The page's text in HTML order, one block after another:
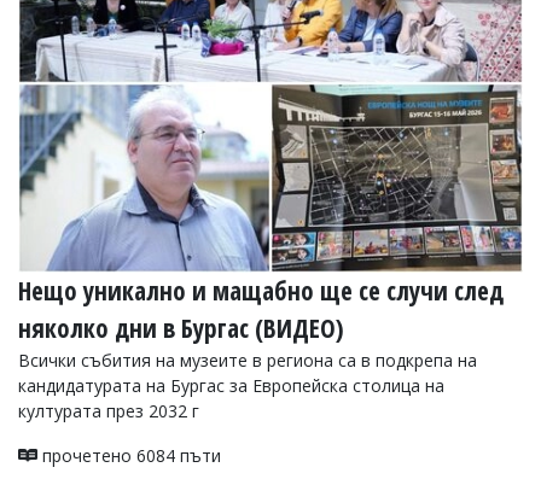
УКРАЙНА
СПОРТ
РАЗСЛЕДВАНЕ
БИЗНЕС
ЮГ
Управители:
Веселин
Василев,
email:
v.vasilev@flagman.bg
Катя
еmail:k.kassabova@flagman.bg
Главен
Иван
Нещо уникално и мащабно ще се случи след
няколко дни в Бургас (ВИДЕО)
Всички събития на музеите в региона са в подкрепа на
кандидатурата на Бургас за Европейска столица на
културата през 2032 г
прочетено 6084 пъти